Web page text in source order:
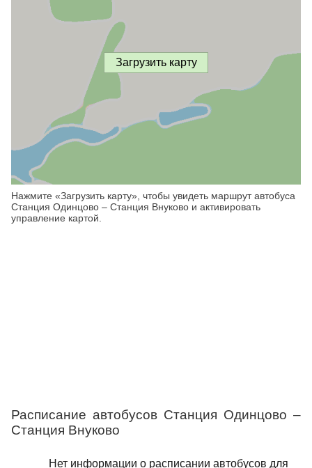
Загрузить карту
Нажмите «Загрузить карту», чтобы увидеть маршрут автобуса
Станция Одинцово – Станция Внуково и активировать
управление картой.
Расписание автобусов Станция Одинцово –
Станция Внуково
Нет информации о расписании автобусов для